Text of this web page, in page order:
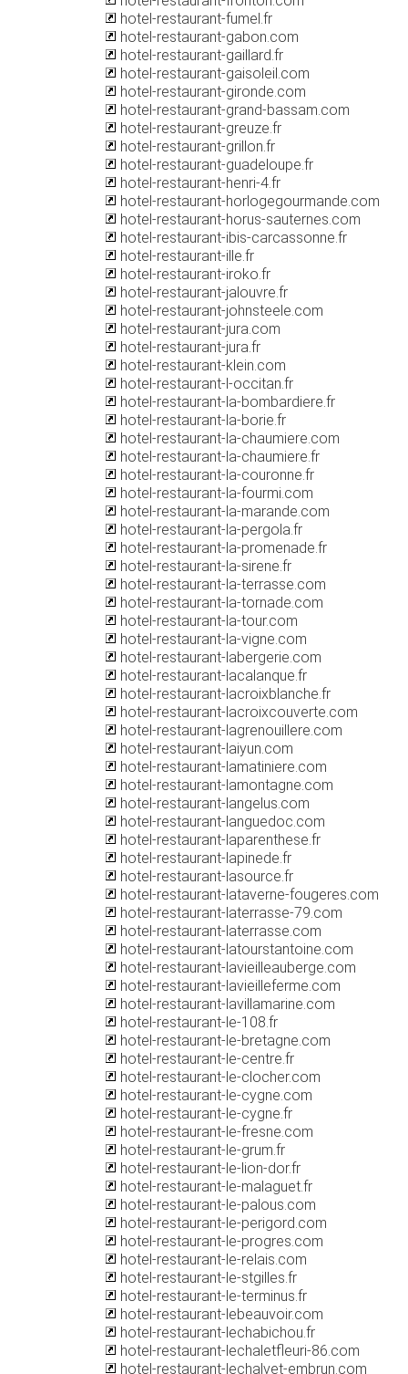
hotel-restaurant-fumel.fr
hotel-restaurant-gabon.com
hotel-restaurant-gaillard.fr
hotel-restaurant-gaisoleil.com
hotel-restaurant-gironde.com
hotel-restaurant-grand-bassam.com
hotel-restaurant-greuze.fr
hotel-restaurant-grillon.fr
hotel-restaurant-guadeloupe.fr
hotel-restaurant-henri-4.fr
hotel-restaurant-horlogegourmande.com
hotel-restaurant-horus-sauternes.com
hotel-restaurant-ibis-carcassonne.fr
hotel-restaurant-ille.fr
hotel-restaurant-iroko.fr
hotel-restaurant-jalouvre.fr
hotel-restaurant-johnsteele.com
hotel-restaurant-jura.com
hotel-restaurant-jura.fr
hotel-restaurant-klein.com
hotel-restaurant-l-occitan.fr
hotel-restaurant-la-bombardiere.fr
hotel-restaurant-la-borie.fr
hotel-restaurant-la-chaumiere.com
hotel-restaurant-la-chaumiere.fr
hotel-restaurant-la-couronne.fr
hotel-restaurant-la-fourmi.com
hotel-restaurant-la-marande.com
hotel-restaurant-la-pergola.fr
hotel-restaurant-la-promenade.fr
hotel-restaurant-la-sirene.fr
hotel-restaurant-la-terrasse.com
hotel-restaurant-la-tornade.com
hotel-restaurant-la-tour.com
hotel-restaurant-la-vigne.com
hotel-restaurant-labergerie.com
hotel-restaurant-lacalanque.fr
hotel-restaurant-lacroixblanche.fr
hotel-restaurant-lacroixcouverte.com
hotel-restaurant-lagrenouillere.com
hotel-restaurant-laiyun.com
hotel-restaurant-lamatiniere.com
hotel-restaurant-lamontagne.com
hotel-restaurant-langelus.com
hotel-restaurant-languedoc.com
hotel-restaurant-laparenthese.fr
hotel-restaurant-lapinede.fr
hotel-restaurant-lasource.fr
hotel-restaurant-lataverne-fougeres.com
hotel-restaurant-laterrasse-79.com
hotel-restaurant-laterrasse.com
hotel-restaurant-latourstantoine.com
hotel-restaurant-lavieilleauberge.com
hotel-restaurant-lavieilleferme.com
hotel-restaurant-lavillamarine.com
hotel-restaurant-le-108.fr
hotel-restaurant-le-bretagne.com
hotel-restaurant-le-centre.fr
hotel-restaurant-le-clocher.com
hotel-restaurant-le-cygne.com
hotel-restaurant-le-cygne.fr
hotel-restaurant-le-fresne.com
hotel-restaurant-le-grum.fr
hotel-restaurant-le-lion-dor.fr
hotel-restaurant-le-malaguet.fr
hotel-restaurant-le-palous.com
hotel-restaurant-le-perigord.com
hotel-restaurant-le-progres.com
hotel-restaurant-le-relais.com
hotel-restaurant-le-stgilles.fr
hotel-restaurant-le-terminus.fr
hotel-restaurant-lebeauvoir.com
hotel-restaurant-lechabichou.fr
hotel-restaurant-lechaletfleuri-86.com
hotel-restaurant-lechalvet-embrun.com